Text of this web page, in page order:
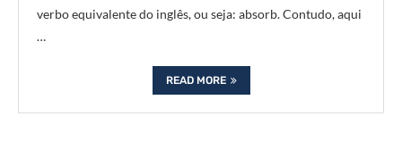
verbo equivalente do inglês, ou seja: absorb. Contudo, aqui
…
READ MORE